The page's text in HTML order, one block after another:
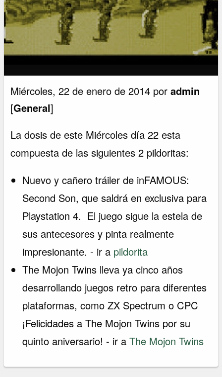
Miércoles, 22 de enero de 2014 poradmin
[General]
La dosis de este Miércoles día 22 esta
compuesta de las siguientes 2 pildoritas:
Nuevo y cañero tráiler de inFAMOUS:
Second Son, que saldrá en exclusiva para
Playstation 4. El juego sigue la estela de
sus antecesores y pinta realmente
impresionante. - ir a pildorita
The Mojon Twins lleva ya cinco años
desarrollando juegos retro para diferentes
plataformas, como ZX Spectrum o CPC
¡Felicidades a The Mojon Twins por su
quinto aniversario! - ir aThe Mojon Twins